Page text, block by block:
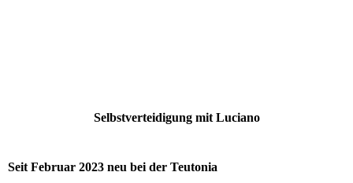
Selbstverteidigung mit Luciano
Seit Februar 2023 neu bei der Teutonia